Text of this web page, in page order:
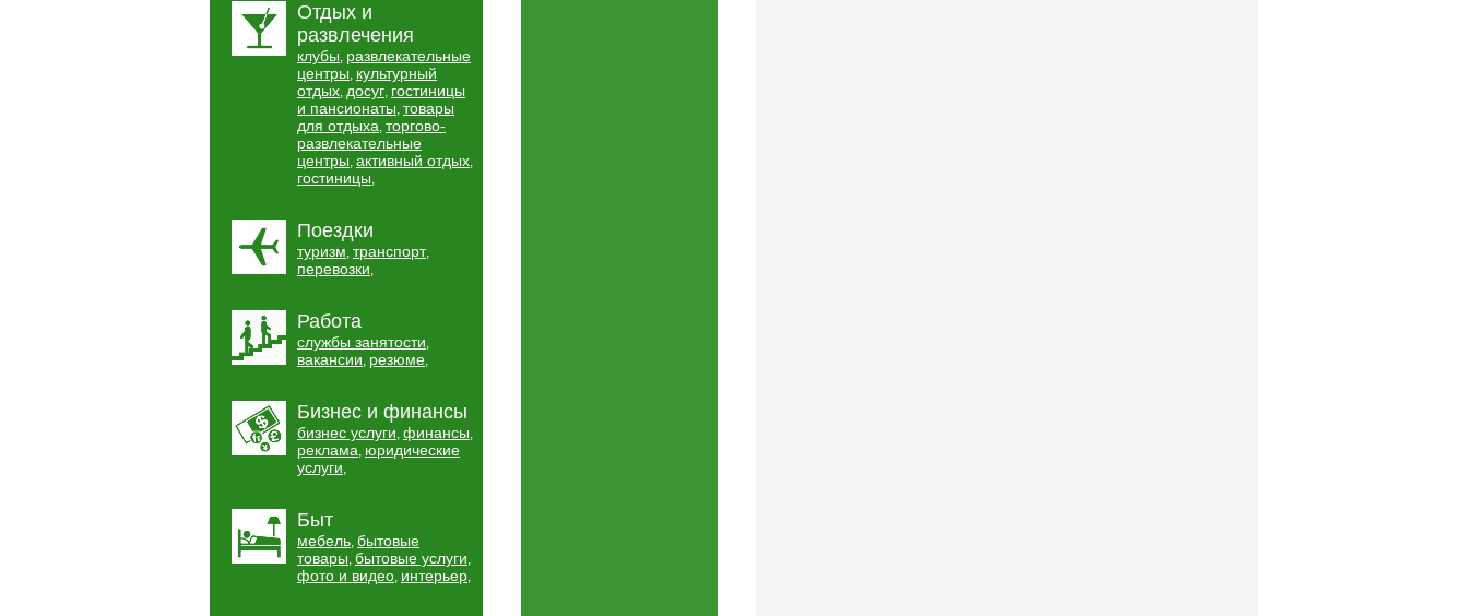
Отдых и
развлечения
клубы, развлекательные
центры, культурный
отдых, досуг, гостиницы
и пансионаты, товары
для отдыха, торгово-
развлекательные
центры, активный отдых,
гостиницы,
Поездки
туризм, транспорт,
перевозки,
Работа
службы занятости,
вакансии, резюме,
Бизнес и финансы
бизнес услуги, финансы,
реклама, юридические
услуги,
Быт
мебель, бытовые
товары, бытовые услуги,
фото и видео, интерьер,